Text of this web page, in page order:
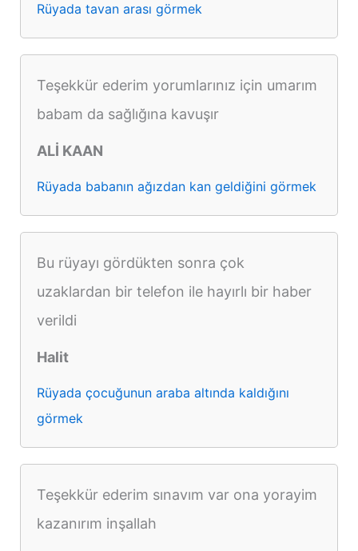
Rüyada tavan arası görmek
Teşekkür ederim yorumlarınız için umarım
babam da sağlığına kavuşır
ALİ KAAN
Rüyada babanın ağızdan kan geldiğini görmek
Bu rüyayı gördükten sonra çok
uzaklardan bir telefon ile hayırlı bir haber
verildi
Halit
Rüyada çocuğunun araba altında kaldığını
görmek
Teşekkür ederim sınavım var ona yorayim
kazanırım inşallah